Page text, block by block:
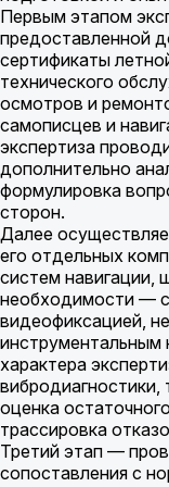
Первым этапом
предоставленной
сертификаты
технического
осмотров и
самописцев и
экспертиза
дополнительно
формулировка
сторон.
Далее
его отдельных
систем навигации,
необходимости —
видеофиксацией,
инструментальным
характера
вибродиагностики,
оценка
трассировка
Третий этап —
сопоставления с